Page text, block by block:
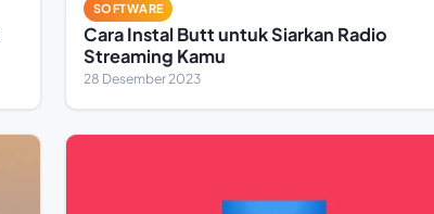
SOFTWARE
Cara Instal Butt untuk Siarkan Radio
Streaming Kamu
28 Desember 2023